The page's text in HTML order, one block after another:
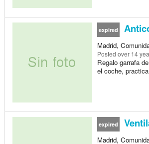
expired
Madrid,
Posted over 14
Regalo garrafa
el coche,
expired
Madrid,